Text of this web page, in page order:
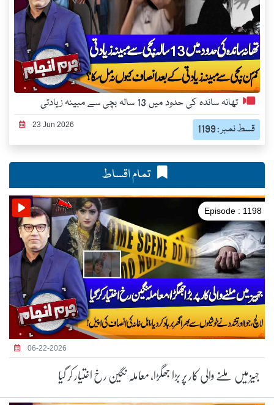
تھانہ ساندہ کی حدود میں 13 سالہ بچی سے مبینہ زیادتی
23 Jun 2026 قسط نمبر : 1199
تمام اقساط
Episode : 1198
06-22-2026
جہیز میں ملنے والی کار پر بڑا جھگڑا، معاملہ نگین رخ اختیار کر گیا